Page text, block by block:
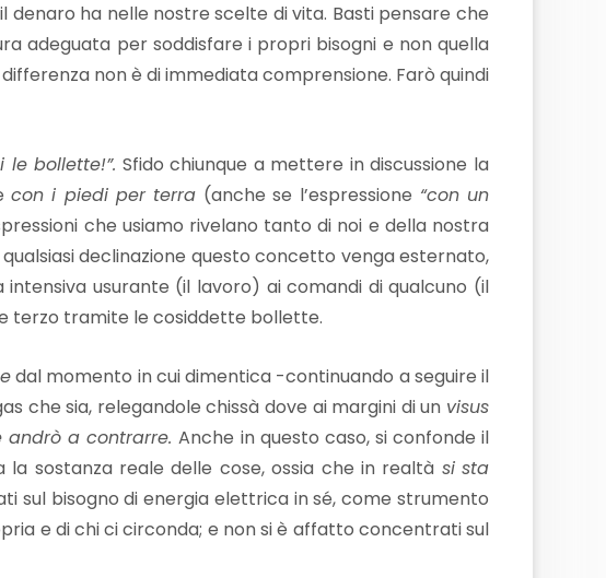
ha nelle nostre scelte di vita. Basti pensare che
adeguata per soddisfare i propri bisogni e non quella
non è di immediata comprensione. Farò quindi
bollette!”. Sfido chiunque a mettere in discussione la
con i piedi per terra (anche se l’espressione “con un
che usiamo rivelano tanto di noi e della nostra
qualsiasi declinazione questo concetto venga esternato,
usurante (il lavoro) ai comandi di qualcuno (il
terzo tramite le cosiddette bollette.
dal momento in cui dimentica -continuando a seguire il
che sia, relegandole chissà dove ai margini di un visus
andrò a contrarre.Anche in questo caso, si confonde il
sostanza reale delle cose, ossia che in realtà si sta
sul bisogno di energia elettrica in sé, come strumento
e di chi ci circonda; e non si è affatto concentrati sul